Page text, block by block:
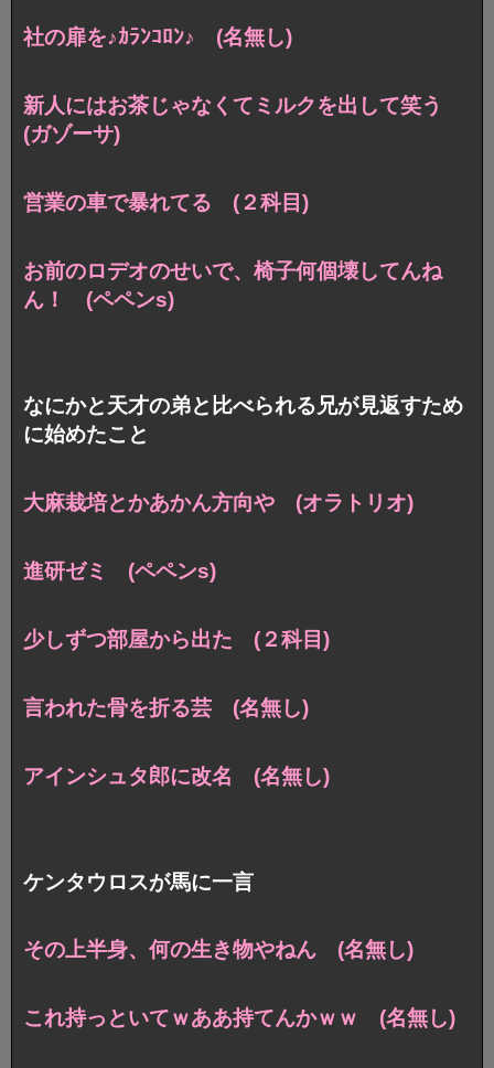
社の扉を♪ｶﾗﾝｺﾛﾝ♪ (名無し)
新人にはお茶じゃなくてミルクを出して笑う
(ガゾーサ)
営業の車で暴れてる (２科目)
お前のロデオのせいで、椅子何個壊してんね
ん！ (ペペンs)
なにかと天才の弟と比べられる兄が見返すため
に始めたこと
大麻栽培とかあかん方向や (オラトリオ)
進研ゼミ (ペペンs)
少しずつ部屋から出た (２科目)
言われた骨を折る芸 (名無し)
アインシュタ郎に改名 (名無し)
ケンタウロスが馬に一言
その上半身、何の生き物やねん (名無し)
これ持っといてｗああ持てんかｗｗ (名無し)